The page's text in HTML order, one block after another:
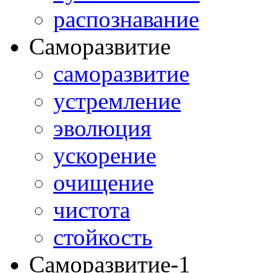
распознавание
Саморазвитие
саморазвитие
устремление
эволюция
ускорение
очищение
чистота
стойкость
Саморазвитие-1